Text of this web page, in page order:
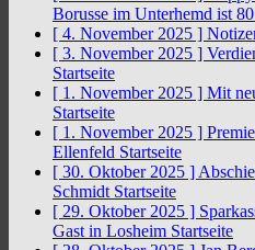
Borusse im Unterhemd ist
[ 4. November 2025 ]
[ 3. November 2025 ]
Startseite
[ 1. November 2025 ] Mit
Startseite
[ 1. November 2025 ]
Ellenfeld Startseite
[ 30. Oktober 2025 ]
Schmidt Startseite
[ 29. Oktober 2025 ]
Gast in Losheim Startseite